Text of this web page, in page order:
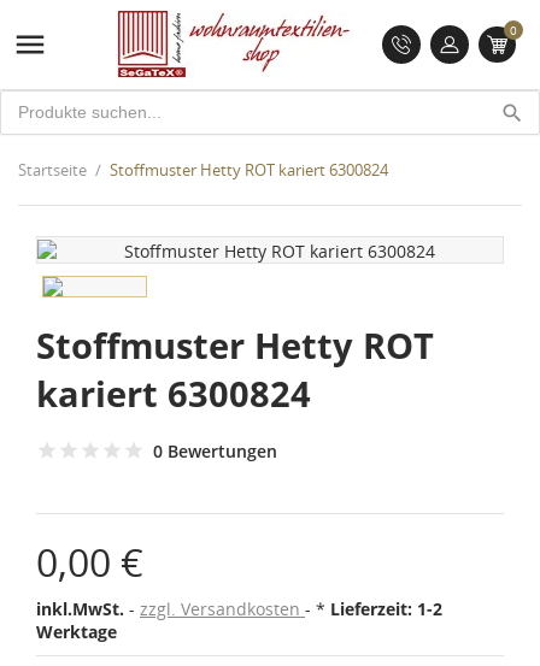
 0
search
Startseite Stoffmuster Hetty ROT kariert 6300824
Stoffmuster Hetty ROT
kariert 6300824
0 Bewertungen
0,00 €
inkl.MwSt. zzgl. Versandkosten * Lieferzeit: 1-2
Werktage